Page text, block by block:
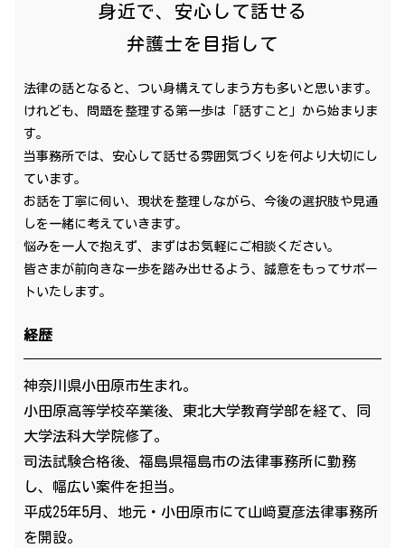
身近で、安心して話せる
弁護士を目指して
法律の話となると、つい身構えてしまう方も多いと思います。
けれども、問題を整理する第一歩は「話すこと」から始まりま
す。
当事務所では、安心して話せる雰囲気づくりを何より大切にし
ています。
お話を丁寧に伺い、現状を整理しながら、今後の選択肢や見通
しを一緒に考えていきます。
悩みを一人で抱えず、まずはお気軽にご相談ください。
皆さまが前向きな一歩を踏み出せるよう、誠意をもってサポー
トいたします。
経歴
神奈川県小田原市生まれ。
小田原高等学校卒業後、東北大学教育学部を経て、同
大学法科大学院修了。
司法試験合格後、福島県福島市の法律事務所に勤務
し、幅広い案件を担当。
平成25年5月、地元・小田原市にて山﨑夏彦法律事務所
を開設。